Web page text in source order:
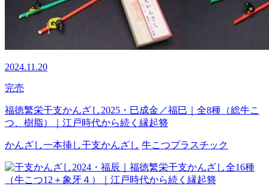
2024.11.20
完売
福徳繁栄干支かんざし2025・巳成金／福巳｜全8種（総牛こ
つ、樹脂）｜江戸時代から続く縁起簪
かんざし一本挿し干支かんざし 牛こつプラスチック